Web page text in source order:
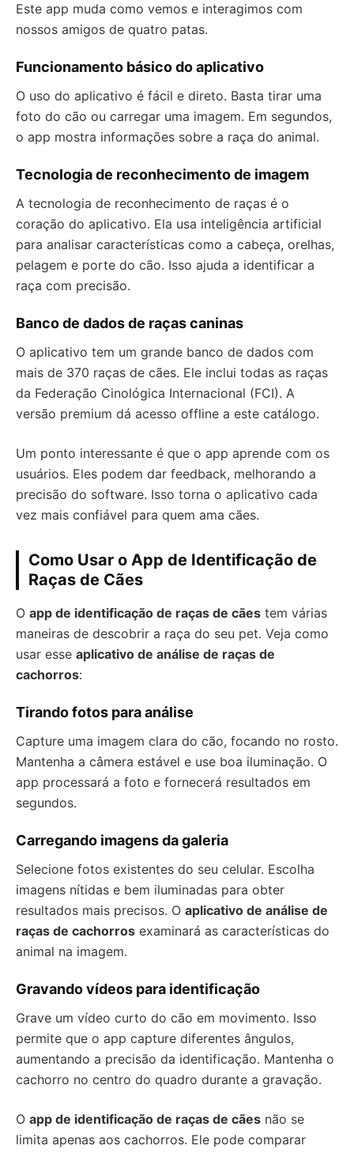
Este app muda como vemos e interagimos com
nossos amigos de quatro patas.
Funcionamento básico do aplicativo
O uso do aplicativo é fácil e direto. Basta tirar uma
foto do cão ou carregar uma imagem. Em segundos,
o app mostra informações sobre a raça do animal.
Tecnologia de reconhecimento de imagem
A tecnologia de reconhecimento de raças é o
coração do aplicativo. Ela usa inteligência artificial
para analisar características como a cabeça, orelhas,
pelagem e porte do cão. Isso ajuda a identificar a
raça com precisão.
Banco de dados de raças caninas
O aplicativo tem um grande banco de dados com
mais de 370 raças de cães. Ele inclui todas as raças
da Federação Cinológica Internacional (FCI). A
versão premium dá acesso offline a este catálogo.
Um ponto interessante é que o app aprende com os
usuários. Eles podem dar feedback, melhorando a
precisão do software. Isso torna o aplicativo cada
vez mais confiável para quem ama cães.
Como Usar o App de Identificação de
Raças de Cães
O app de identificação de raças de cães tem várias
maneiras de descobrir a raça do seu pet. Veja como
usar esse aplicativo de análise de raças de
cachorros:
Tirando fotos para análise
Capture uma imagem clara do cão, focando no rosto.
Mantenha a câmera estável e use boa iluminação. O
app processará a foto e fornecerá resultados em
segundos.
Carregando imagens da galeria
Selecione fotos existentes do seu celular. Escolha
imagens nítidas e bem iluminadas para obter
resultados mais precisos. O aplicativo de análise de
raças de cachorros examinará as características do
animal na imagem.
Gravando vídeos para identificação
Grave um vídeo curto do cão em movimento. Isso
permite que o app capture diferentes ângulos,
aumentando a precisão da identificação. Mantenha o
cachorro no centro do quadro durante a gravação.
O app de identificação de raças de cães não se
limita apenas aos cachorros. Ele pode comparar